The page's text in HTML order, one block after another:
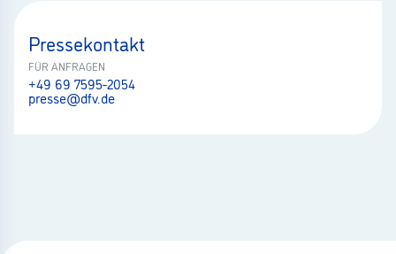
Pressekontakt
FÜR ANFRAGEN
+49 69 7595-2054
presse@dfv.de